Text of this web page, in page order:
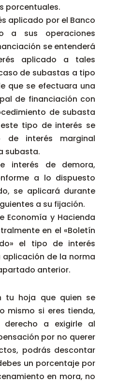
porcentuales.
aplicado por el Banco
a sus operaciones
se entenderá
aplicado a tales
de subastas a tipo
que se efectuara una
de financiación con
de subasta
tipo de interés se
interés marginal
subasta.
interés de demora,
a lo dispuesto
se aplicará durante
a su fijación.
Economía y Hacienda
en el «Boletín
el tipo de interés
de la norma
anterior.
tu hoja que quien se
mismo si eres tienda,
a exigirle al
por no querer
podrás descontar
un porcentaje por
en mora, no